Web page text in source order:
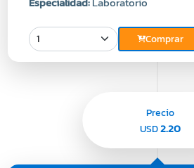
Comprar
Precio
USD2.20